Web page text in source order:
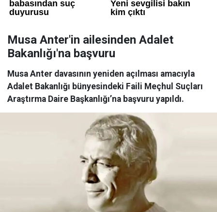
Musa Anter'in ailesinden Adalet
Bakanlığı'na başvuru
Musa Anter davasının yeniden açılması amacıyla
Adalet Bakanlığı bünyesindeki Faili Meçhul Suçları
Araştırma Daire Başkanlığı’na başvuru yapıldı.